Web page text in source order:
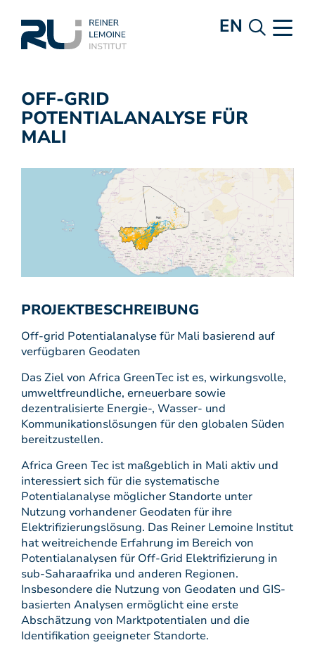
EN
OFF-GRID
POTENTIALANALYSE FÜR
MALI
PROJEKTBESCHREIBUNG
Off-grid Potentialanalyse für Mali basierend auf
verfügbaren Geodaten
Das Ziel von Africa GreenTec ist es, wirkungsvolle,
umweltfreundliche, erneuerbare sowie
dezentralisierte Energie-, Wasser- und
Kommunikationslösungen für den globalen Süden
bereitzustellen.
Africa Green Tec ist maßgeblich in Mali aktiv und
interessiert sich für die systematische
Potentialanalyse möglicher Standorte unter
Nutzung vorhandener Geodaten für ihre
Elektrifizierungslösung. Das Reiner Lemoine Institut
hat weitreichende Erfahrung im Bereich von
Potentialanalysen für Off-Grid Elektrifizierung in
sub-Saharaafrika und anderen Regionen.
Insbesondere die Nutzung von Geodaten und GIS-
basierten Analysen ermöglicht eine erste
Abschätzung von Marktpotentialen und die
Identifikation geeigneter Standorte.